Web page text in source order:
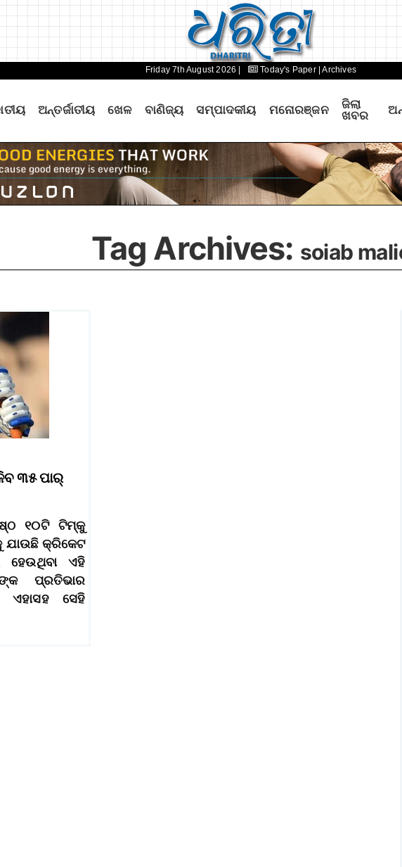
Friday 7th August 2026 | Today's Paper | Archives
ଅନ୍ତର୍ଜାତୀୟ ଖେଳ ବାଣିଜ୍ୟ ସମ୍ପାଦକୀୟ ମନୋରଞ୍ଜନ
ଜିଲା
ଖବର
Tag Archives: soiab
୩୫ ପାର୍‌
୧୦ଟି ଟିମ୍‌କୁ
ଯାଉଛି କ୍ରିକେଟ
ଏହି
ପ୍ରତିଭାର
ସେହି